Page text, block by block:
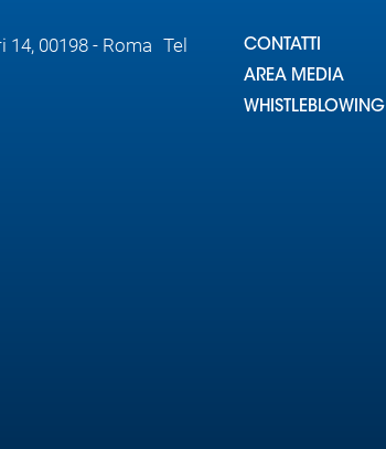
14, 00198 - Roma Tel
CONTATTI
AREA MEDIA
WHISTLEBLOWING